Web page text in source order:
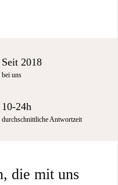
Seit 2018
bei uns
10-24h
durchschnittliche Antwortzeit
die mit uns